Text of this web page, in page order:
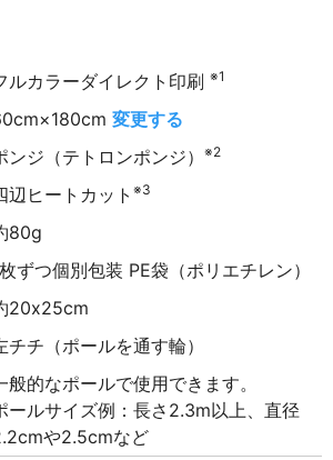
ルカラーダイレクト印刷※1
変更する
ンジ（テトロンポンジ）※2
辺ヒートカット※3
80g
ずつ個別包装 PE袋（ポリエチレン）
20x25cm
チチ（ポールを通す輪）
般的なポールで使用できます。
ールサイズ例：長さ2.3m以上、直径
や2.5cmなど